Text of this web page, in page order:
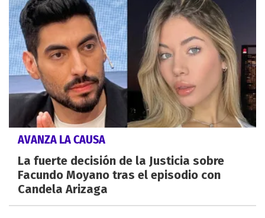
AVANZA LA CAUSA
La fuerte decisión de la Justicia sobre
Facundo Moyano tras el episodio con
Candela Arizaga